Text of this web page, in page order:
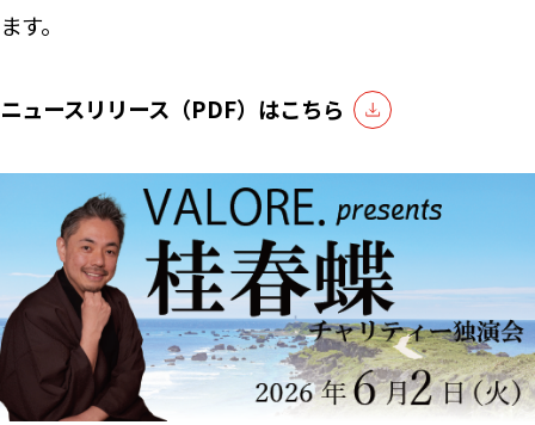
ます。
ニュースリリース（PDF）はこちら